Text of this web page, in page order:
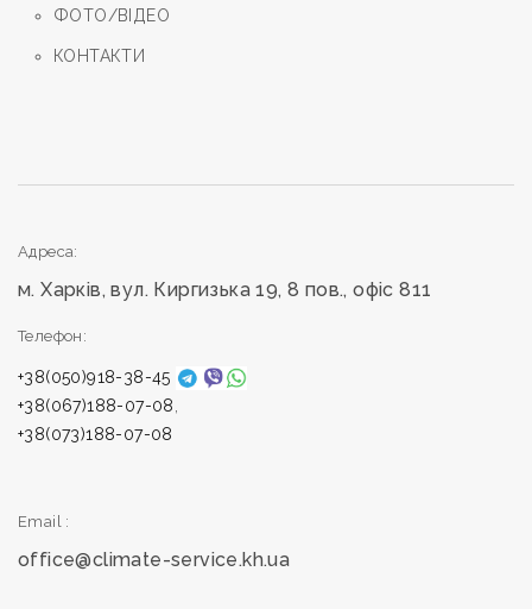
ФОТО/ВIДЕО
КОНТАКТИ
Адреса:
м. Харкiв, вул. Киргизька 19, 8 пов., офiс 811
Телефон:
+38(050)918-38-45
+38(067)188-07-08
+38(073)188-07-08
Email :
office@climate-service.kh.ua
Зворотний дзвінок